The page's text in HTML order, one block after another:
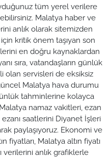
tüm yerel verilere
Malatya haber ve
anlık olarak sitemizden
kritik önem taşıyan son
en doğru kaynaklardan
sıra, vatandaşların günlük
olan servisleri de eksiksiz
Malatya hava durumu
tahminlerine kolayca
namaz vakitleri, ezan
saatlerini Diyanet İşleri
paylaşıyoruz. Ekonomi ve
fiyatları, Malatya altın fiyatı
verilerini anlık grafiklerle